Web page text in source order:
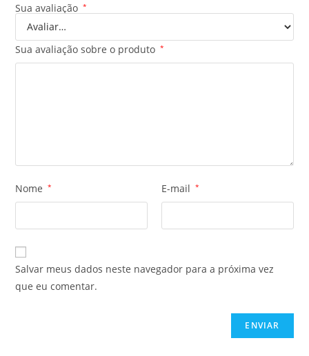
Sua avaliação *
Sua avaliação sobre o produto *
Nome * E-mail *
Salvar meus dados neste navegador para a próxima vez
que eu comentar.